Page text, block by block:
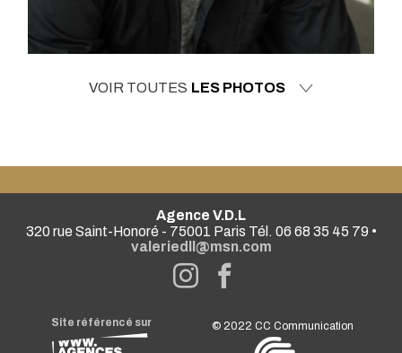
VOIR TOUTES LES PHOTOS
Agence V.D.L
320 rue Saint-Honoré - 75001 Paris Tél. 06 68 35 45 79 •
valeriedll@msn.com
Site référencé sur © 2022CC Communication